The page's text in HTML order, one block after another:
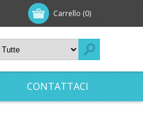
Carrello (0)
CONTATTACI